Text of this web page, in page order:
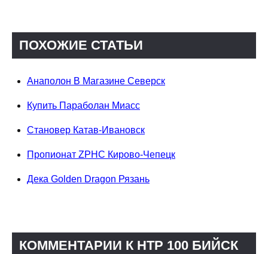
ПОХОЖИЕ СТАТЬИ
Анаполон В Магазине Северск
Купить Параболан Миасс
Становер Катав-Ивановск
Пропионат ZPHC Кирово-Чепецк
Дека Golden Dragon Рязань
КОММЕНТАРИИ К HTP 100 БИЙСК